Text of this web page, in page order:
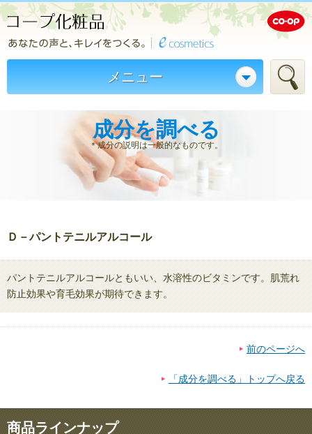
メニュー
成分を調べる
＊成分の説明は一般的なものです。
Ｄ－パントテニルアルコール
パントテニルアルコールともいい、水溶性のビタミンです。肌荒れ
防止効果や育毛効果が期待できます。
前のページへ
「成分を調べる」トップへ戻る
商品ラインナップ